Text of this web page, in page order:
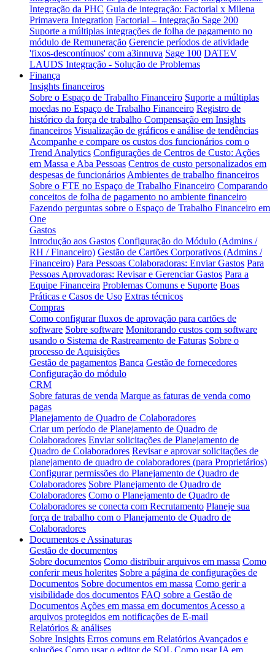
Integração da PHC Guia de integração: Factorial x Milena
Primavera Integration Factorial – Integração Sage 200
Suporte a múltiplas integrações de folha de pagamento no
módulo de Remuneração Gerencie períodos de atividade
'fixos-descontínuos' com a3innuva Sage 100 DATEV
LAUDS Integração - Solução de Problemas
Finança
Insights financeiros
Sobre o Espaço de Trabalho Financeiro Suporte a múltiplas
moedas no Espaço de Trabalho Financeiro Registro de
histórico da força de trabalho Compensação em Insights
financeiros Visualização de gráficos e análise de tendências
Acompanhe e compare os custos dos funcionários com o
Trend Analytics Configurações de Centros de Custo: Ações
em Massa e Aba Pessoas Centros de custo personalizados em
despesas de funcionários Ambientes de trabalho financeiros
Sobre o FTE no Espaço de Trabalho Financeiro Comparando
conceitos de folha de pagamento no ambiente financeiro
Fazendo perguntas sobre o Espaço de Trabalho Financeiro em
One
Gastos
Introdução aos Gastos Configuração do Módulo (Admins /
RH / Financeiro) Gestão de Cartões Corporativos (Admins /
Financeiro) Para Pessoas Colaboradoras: Enviar Gastos Para
Pessoas Aprovadoras: Revisar e Gerenciar Gastos Para a
Equipe Financeira Problemas Comuns e Suporte Boas
Práticas e Casos de Uso Extras técnicos
Compras
Como configurar fluxos de aprovação para cartões de
software Sobre software Monitorando custos com software
usando o Sistema de Rastreamento de Faturas Sobre o
processo de Aquisições
Gestão de pagamentos Banca Gestão de fornecedores
Configuração do módulo
CRM
Sobre faturas de venda Marque as faturas de venda como
pagas
Planejamento de Quadro de Colaboradores
Criar um período de Planejamento de Quadro de
Colaboradores Enviar solicitações de Planejamento de
Quadro de Colaboradores Revisar e aprovar solicitações de
planejamento de quadro de colaboradores (para Proprietários)
Configurar permissões do Planejamento de Quadro de
Colaboradores Sobre Planejamento de Quadro de
Colaboradores Como o Planejamento de Quadro de
Colaboradores se conecta com Recrutamento Planeje sua
força de trabalho com o Planejamento de Quadro de
Colaboradores
Documentos e Assinaturas
Gestão de documentos
Sobre documentos Como distribuir arquivos em massa Como
conferir meus holerites Sobre a página de configurações de
Documentos Sobre documentos em massa Como gerir a
visibilidade dos documentos FAQ sobre a Gestão de
Documentos Ações em massa em documentos Acesso a
arquivos protegidos em notificações de E-mail
Relatórios & análises
Sobre Insights Erros comuns em Relatórios Avançados e
soluções Como usar o editor de SQL Como usar IA em